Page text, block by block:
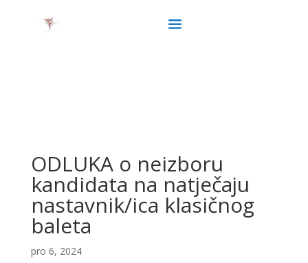
ODLUKA o neizboru
kandidata na natječaju
nastavnik/ica klasičnog
baleta
pro 6, 2024